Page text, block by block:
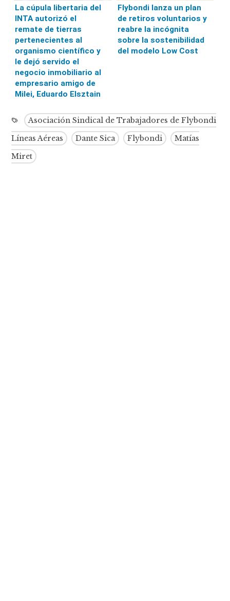
La cúpula libertaria del
INTA autorizó el
remate de tierras
pertenecientes al
organismo científico y
le dejó servido el
negocio inmobiliario al
empresario amigo de
Milei, Eduardo Elsztain
Flybondi lanza un plan
de retiros voluntarios y
reabre la incógnita
sobre la sostenibilidad
del modelo Low Cost
Asociación Sindical de Trabajadores de Flybondi
Líneas Aéreas
Dante Sica Flybondi
Matías
Miret